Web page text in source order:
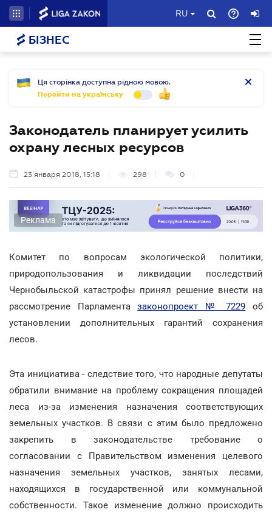
RU
БІЗНЕС
Ця сторінка доступна рідною мовою.
Перейти на українську
Законодатель планирует усилить
охрану лесных ресурсов
23 января 2018, 15:18 298 0
Реклама
Комитет по вопросам экологической политики,
природопользования и ликвидации последствий
Чернобыльской катастрофы принял решение внести на
рассмотрение Парламентазаконопроект № 7229 об
установлении дополнительных гарантий сохранения
лесов.
Эта инициатива - следствие того, что народные депутаты
обратили внимание на проблему сокращения площадей
леса из-за изменения назначения соответствующих
земельных участков. В связи с этим было предложено
закрепить в законодательстве требование о
согласовании с Правительством изменения целевого
назначения земельных участков, занятых лесами,
находящихся в государственной или коммунальной
собственности. Такое изменение должно происходить